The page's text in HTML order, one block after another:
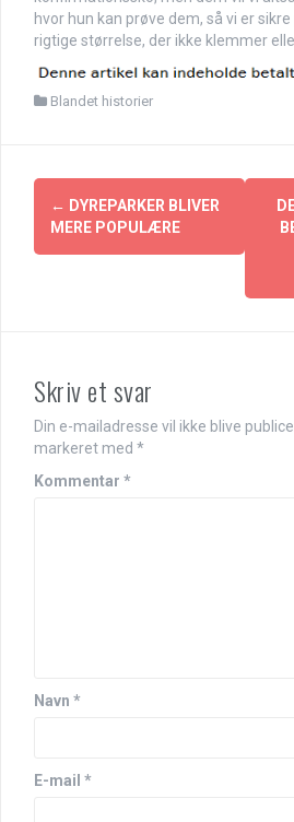
hvor hun kan prøve dem, så vi er
rigtige størrelse, der ikke klemmer
Blandet historier
Indlægsnavigation
← DYREPARKER BLIVER
MERE POPULÆRE
Skriv et svar
Din e-mailadresse vil ikke blive
markeret med *
Kommentar *
Navn *
E-mail *